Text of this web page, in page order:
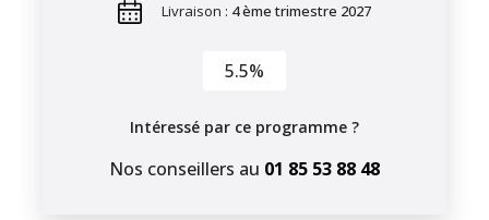
Livraison : 4 ème trimestre 2027
5.5%
Intéressé par ce programme ?
Nos conseillers au 01 85 53 88 48